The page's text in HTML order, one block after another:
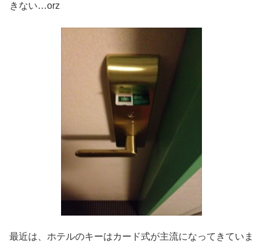
きない…orz
最近は、ホテルのキーはカード式が主流になってきていま